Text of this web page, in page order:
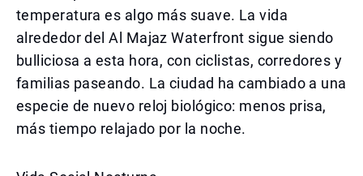
temperatura es algo más suave. La vida
alrededor del Al Majaz Waterfront sigue siendo
bulliciosa a esta hora, con ciclistas, corredores y
familias paseando. La ciudad ha cambiado a una
especie de nuevo reloj biológico: menos prisa,
más tiempo relajado por la noche.